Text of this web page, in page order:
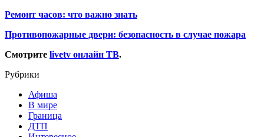
Ремонт часов: что важно знать
Противопожарные двери: безопасность в случае пожара
Смотрите livetv онлайн ТВ.
Рубрики
Афиша
В мире
Граница
ДТП